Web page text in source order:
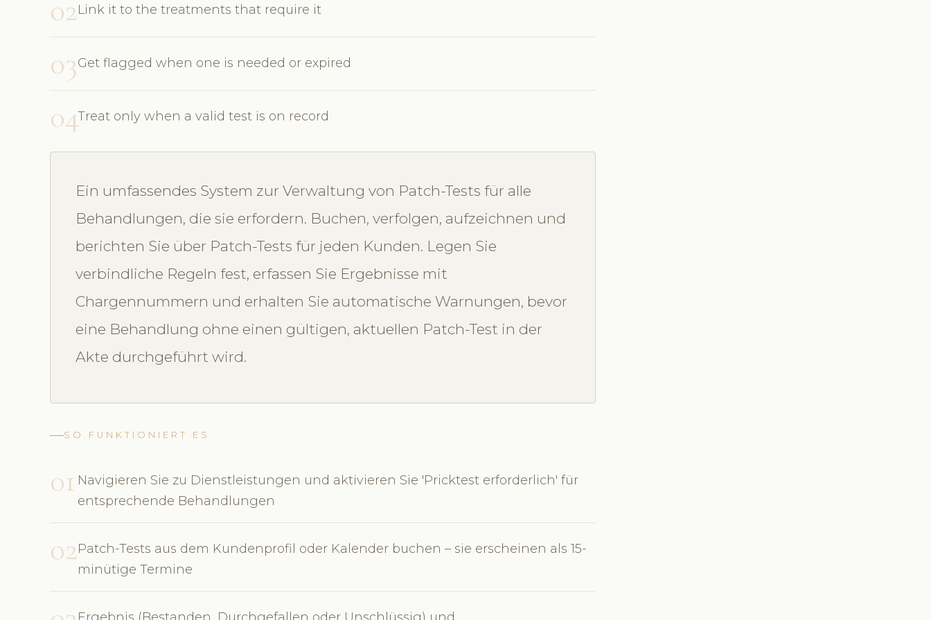
02Link it to the treatments that require it
03Get flagged when one is needed or expired
04Treat only when a valid test is on record
Ein umfassendes System zur Verwaltung von Patch-Tests für alle
Behandlungen, die sie erfordern. Buchen, verfolgen, aufzeichnen und
berichten Sie über Patch-Tests für jeden Kunden. Legen Sie
verbindliche Regeln fest, erfassen Sie Ergebnisse mit
Chargennummern und erhalten Sie automatische Warnungen, bevor
eine Behandlung ohne einen gültigen, aktuellen Patch-Test in der
Akte durchgeführt wird.
SO FUNKTIONIERT ES
01 Navigieren Sie zu Dienstleistungen und aktivieren Sie 'Pricktest erforderlich' für
entsprechende Behandlungen
02Patch-Tests aus dem Kundenprofil oder Kalender buchen – sie erscheinen als 15-
minütige Termine